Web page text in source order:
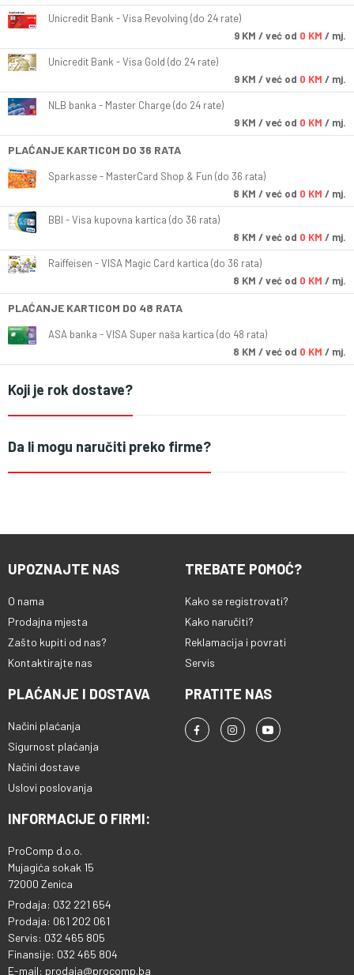
Unicredit Bank - Visa Revolving (do 24 rate)
9 KM / već od 0 KM / mj.
Unicredit Bank - Visa Gold (do 24 rate)
9 KM / već od 0 KM / mj.
NLB banka - Master Charge (do 24 rate)
9 KM / već od 0 KM / mj.
PLAĆANJE KARTICOM DO 36 RATA
Sparkasse - MasterCard Shop & Fun (do 36 rata)
8 KM / već od 0 KM / mj.
BBI - Visa kupovna kartica (do 36 rata)
8 KM / već od 0 KM / mj.
Raiffeisen - VISA Magic Card kartica (do 36 rata)
8 KM / već od 0 KM / mj.
PLAĆANJE KARTICOM DO 48 RATA
ASA banka - VISA Super naša kartica (do 48 rata)
8 KM / već od 0 KM / mj.
Koji je rok dostave?
Da li mogu naručiti preko firme?
UPOZNAJTE NAS
O nama
Prodajna mjesta
Zašto kupiti od nas?
Kontaktirajte nas
TREBATE POMOĆ?
Kako se registrovati?
Kako naručiti?
Reklamacija i povrati
Servis
PLAĆANJE I DOSTAVA
Načini plaćanja
Sigurnost plaćanja
Načini dostave
Uslovi poslovanja
PRATITE NAS
INFORMACIJE O FIRMI:
ProComp d.o.o.
Mujagića sokak 15
72000 Zenica
Prodaja: 032 221 654
Prodaja: 061 202 061
Servis: 032 465 805
Finansije: 032 465 804
E-mail: prodaja@procomp.ba